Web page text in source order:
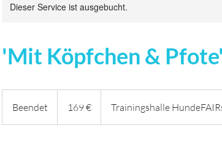
Dieser Service ist ausgebucht.
'Mit Köpfchen &
Beendet
e
169 € Trainingshalle